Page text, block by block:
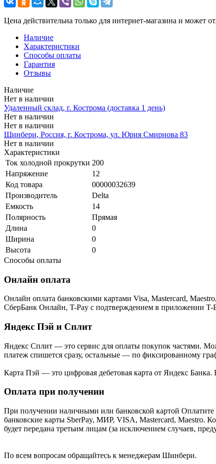
Цена действительна только для интернет-магазина и может
Наличие
Характеристики
Способы оплаты
Гарантия
Отзывы
Наличие
Нет в наличии
Удаленный склад, г. Кострома (доставка 1 день)
Нет в наличии
Нет в наличии
Шинбери, Россия, г. Кострома, ул. Юрия Смирнова 83
Нет в наличии
Характеристики
Ток холодной прокрутки 200
Напряжение
12
Код товара
00000032639
Производитель
Delta
Емкость
14
Полярность
Прямая
Длина
0
Ширина
0
Высота
0
Способы оплаты
Онлайн оплата
Онлайн оплата банковскими картами Visa, Mastercard,
СберБанк Онлайн, T-Pay с подтверждением в приложении
Яндекс Пэй и Сплит
Яндекс Cплит — это сервис для оплаты покупок частями.
платеж спишется сразу, остальные — по фиксированному
Карта Пэй — это цифровая дебетовая карта от Яндекс
Оплата при получении
При получении наличными или банковской картой
банковские карты SberPay, МИР, VISA, Mastercard, Maestro.
будет передана третьим лицам (за исключением случаев,
По всем вопросам обращайтесь к менеджерам Шинбери.